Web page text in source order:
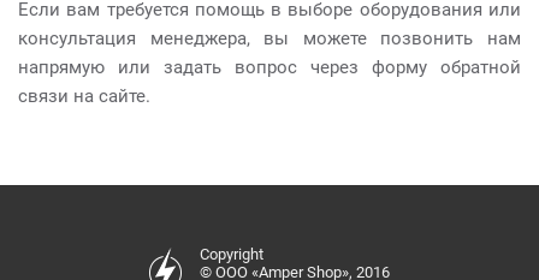
Если вам требуется помощь в выборе оборудования или
консультация менеджера, вы можете позвонить нам
напрямую или задать вопрос через форму обратной
связи на сайте.
Copyright
© ООО «Amper Shop», 2016